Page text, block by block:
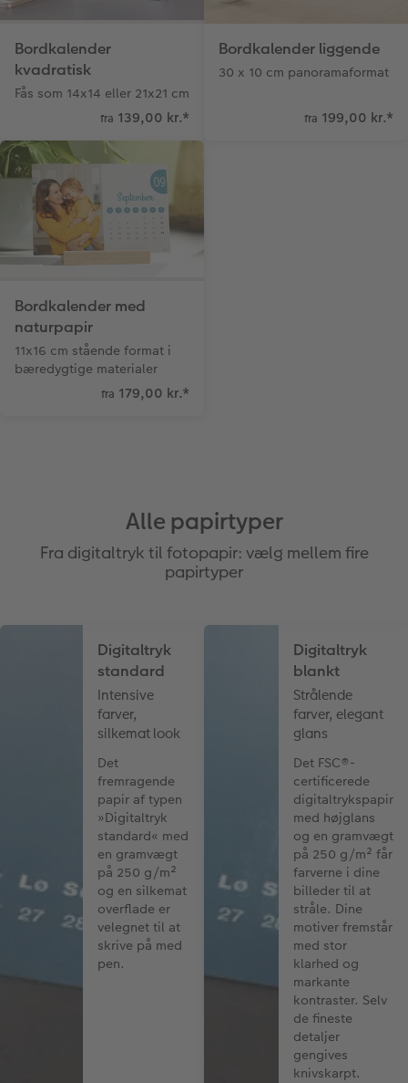
Bordkalender
kvadratisk
Fås som 14x14 eller 21x21 cm
fra 139,00 kr.*
Bordkalender liggende
30 x 10 cm panoramaformat
fra 199,00 kr.*
Bordkalender med
naturpapir
11x16 cm stående format i
bæredygtige materialer
fra 179,00 kr.*
Alle papirtyper
Fra digitaltryk til fotopapir: vælg mellem fire
papirtyper
Digitaltryk
standard
Intensive
farver,
silkemat look
Det
fremragende
papir af typen
»Digitaltryk
standard« med
en gramvægt
på 250 g/m²
og en silkemat
overflade er
velegnet til at
skrive på med
pen.
Digitaltryk
blankt
Strålende
farver, elegant
glans
Det FSC®-
certificerede
digitaltrykspapir
med højglans
og en gramvægt
på 250 g/m² får
farverne i dine
billeder til at
stråle. Dine
motiver fremstår
med stor
klarhed og
markante
kontraster. Selv
de fineste
detaljer
gengives
knivskarpt.